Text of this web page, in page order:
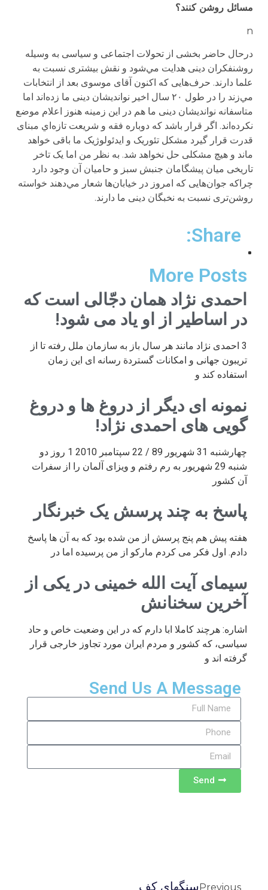
مسائل روشن کنند؟
n
درحال حاضر بخشی از تحولات اجتماعی و سیاسی به وسیله
روشنفکران دینی هدایت مي‌شود و نقش بیشتری نسبت به
علما دارند. حرف‌هایی که اکنون آقای موسوی بعد از انتخابات
مي‌زند را در طول ۲۰ سال اخیر نواندیشان دینی ما زده‌اند اما
متاسفانه نواندیشان دینی ما هم در این زمینه هنوز اعلام موضع
نکرده‌اند. اگر قرار باشد که دوباره فقه و شریعت تازه‌‌اي مبنای
قدرت قرار گیرد مشکل تئوریک و ایدئولوژیک ما باقی خواهد
ماند و هیچ مشکلی حل نخواهد شد. به نظر من اما یک تاخر
تاریخی میان پیشگامان جنبش سبز و حامیان آن وجود دارد
چراکه جوان‌هایی که امروز در خیابان‌ها شعار مي‌دهند خواسته
روشن‌تری نسبت به نخبگان دینی ما دارند.
Share:
More Posts
احمدی نژاد همان دجّالی است که
در اساطیر از او یاد می شود!
3 احمدی نژاد مانند هر سال باز به سازمان ملل رفته تا از
تریبون جهانی و امکانات گستردة رسانه ای این زمان
استفاده کند و
نمونه ای دیگر از دروغ ها و دروغ
گویی های احمدی نژاد!
چهارشنبه 31 شهریور 89 / 22 سپتامبر 2010 1 روز دو
شنبه 29 شهریور به رم رفتم و ویزای آلمان را از سفرات
آن کشور
پاسخ به چند پرسش یک خبرنگار
هفته پیش هم پنج پرسش از من شده بود که به آن ها پاسخ
دادم. اول فکر می کردم مارکو از من پرسیده اما در
سیمای آیت الله خمینی در یکی از
آخرین سخنانش
اشاره: هرچند کاملا ابا دارم که در این وضعیت خاص و حاد
سیاسی، که کشور و مردم ایران مورد تجاوز خارجی قرار
گرفته اند و
Send Us A Message
Send
Previousسنگهای کف